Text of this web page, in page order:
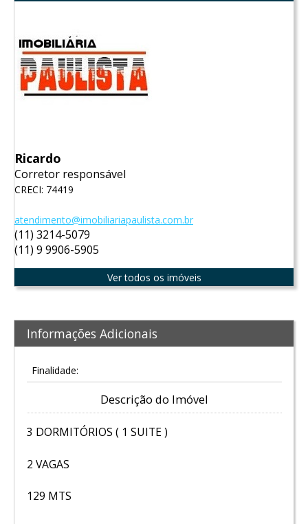
Ricardo
Corretor responsável
CRECI: 74419
atendimento@imobiliariapaulista.com.br
(11) 3214-5079
(11) 9 9906-5905
Ver todos os imóveis
Informações Adicionais
Finalidade:
Descrição do Imóvel
3 DORMITÓRIOS ( 1 SUITE )
2 VAGAS
129 MTS